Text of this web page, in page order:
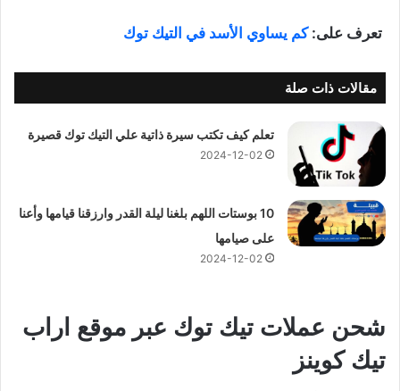
تعرف على:كم يساوي الأسد في التيك توك
مقالات ذات صلة
تعلم كيف تكتب سيرة ذاتية علي التيك توك قصيرة
2024-12-02
10 بوستات اللهم بلغنا ليلة القدر وارزقنا قيامها وأعنا
على صيامها
2024-12-02
شحن عملات تيك توك عبر موقع اراب
تيك كوينز